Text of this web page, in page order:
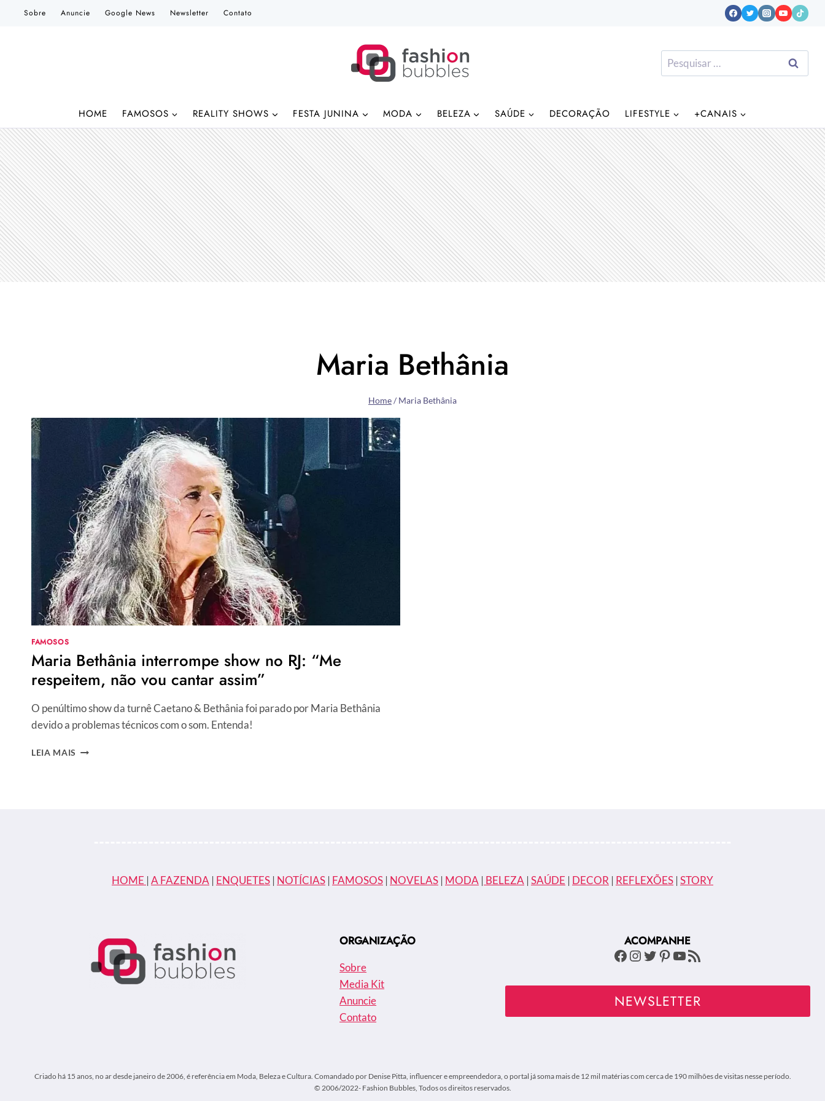
Sobre Anuncie Google News Newsletter Contato
Pesquisar
por:
HOME FAMOSOS REALITY SHOWS FESTA JUNINA MODA BELEZA SAÚDE DECORAÇÃO LIFESTYLE +CANAIS
Maria Bethânia
Home/ Maria Bethânia
FAMOSOS
Maria Bethânia interrompe show no RJ: “Me
respeitem, não vou cantar assim”
O penúltimo show da turnê Caetano & Bethânia foi parado por Maria Bethânia
devido a problemas técnicos com o som. Entenda!
LEIA MAIS MARIA
CANTARHOME | A FAZENDA | ENQUETES | NOTÍCIAS | FAMOSOS | NOVELAS | MODA | BELEZA | SAÚDE | DECOR | REFLEXÕES | STORY
ORGANIZAÇÃO
Sobre
Media Kit
Anuncie
Contato
ACOMPANHE
Facebook
Instagram
Twitter
Pinterest
Youtube
Feed RSS
NEWSLETTER
Criado há 15 anos, no ar desde janeiro de 2006, é referência em Moda, Beleza e Cultura. Comandado por Denise Pitta, influencer e empreendedora, o portal já soma mais de 12 mil matérias com cerca de 190 milhões de visitas nesse período.
© 2006/2022- Fashion Bubbles, Todos os direitos reservados.